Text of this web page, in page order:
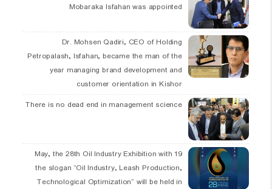
Mobaraka Isfahan was appointed
Dr. Mohsen Qadiri, CEO of Holding
Petropalash, Isfahan, became the man of the
year managing brand development and
customer orientation in Kishor
There is no dead end in management science
19 May, the 28th Oil Industry Exhibition with
the slogan “Oil Industry, Leash Production,
Technological Optimization” will be held in